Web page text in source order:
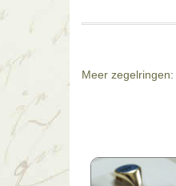
Meer zegelringen: